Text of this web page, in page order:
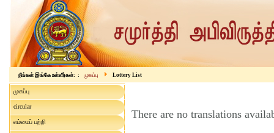
நீங்கள் இங்கே உள்ளீர்கள்: : முகப்பு Lottery List
There are no translations
முகப்பு
circular
எம்மைப் பற்றி